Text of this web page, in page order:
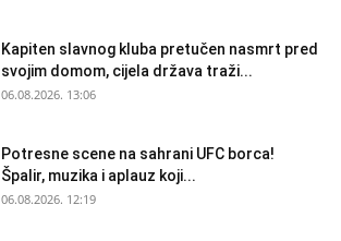
Kapiten slavnog kluba pretučen nasmrt pred
svojim domom, cijela država traži...
06.08.2026. 13:06
Potresne scene na sahrani UFC borca!
Špalir, muzika i aplauz koji...
06.08.2026. 12:19